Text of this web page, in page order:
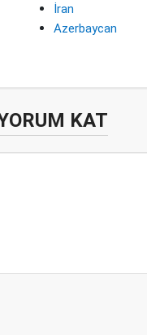
İran
Azerbaycan
KAT